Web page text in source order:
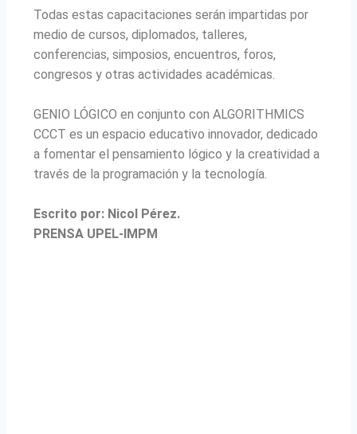
Todas estas capacitaciones serán impartidas por
medio de cursos, diplomados, talleres,
conferencias, simposios, encuentros, foros,
congresos y otras actividades académicas.
GENIO LÓGICO en conjunto con ALGORITHMICS
CCCT es un espacio educativo innovador, dedicado
a fomentar el pensamiento lógico y la creatividad a
través de la programación y la tecnología.
Escrito por: Nicol Pérez.
PRENSA UPEL-IMPM